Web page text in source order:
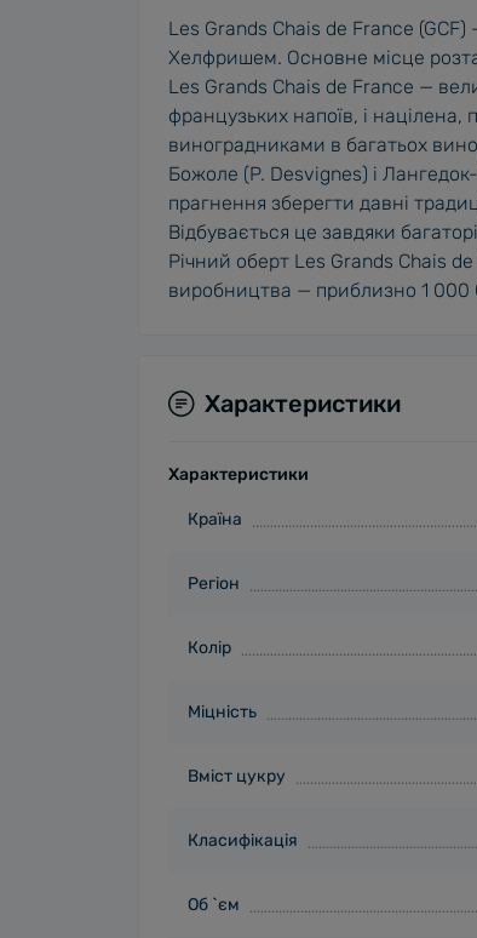
Les Grands Chais de France
Хелфришем. Основне місце
Les Grands Chais de France —
французьких напоїв, і націлена,
виноградниками в багатьох
Божоле (P. Desvignes) і
прагнення зберегти давні
Відбувається це завдяки
Річний оберт Les Grands Chais
виробництва — приблизно 1 000
Характеристики
Характеристики
Країна
Регіон
Колір
Міцність
Вміст цукру
Класифікація
Об `єм